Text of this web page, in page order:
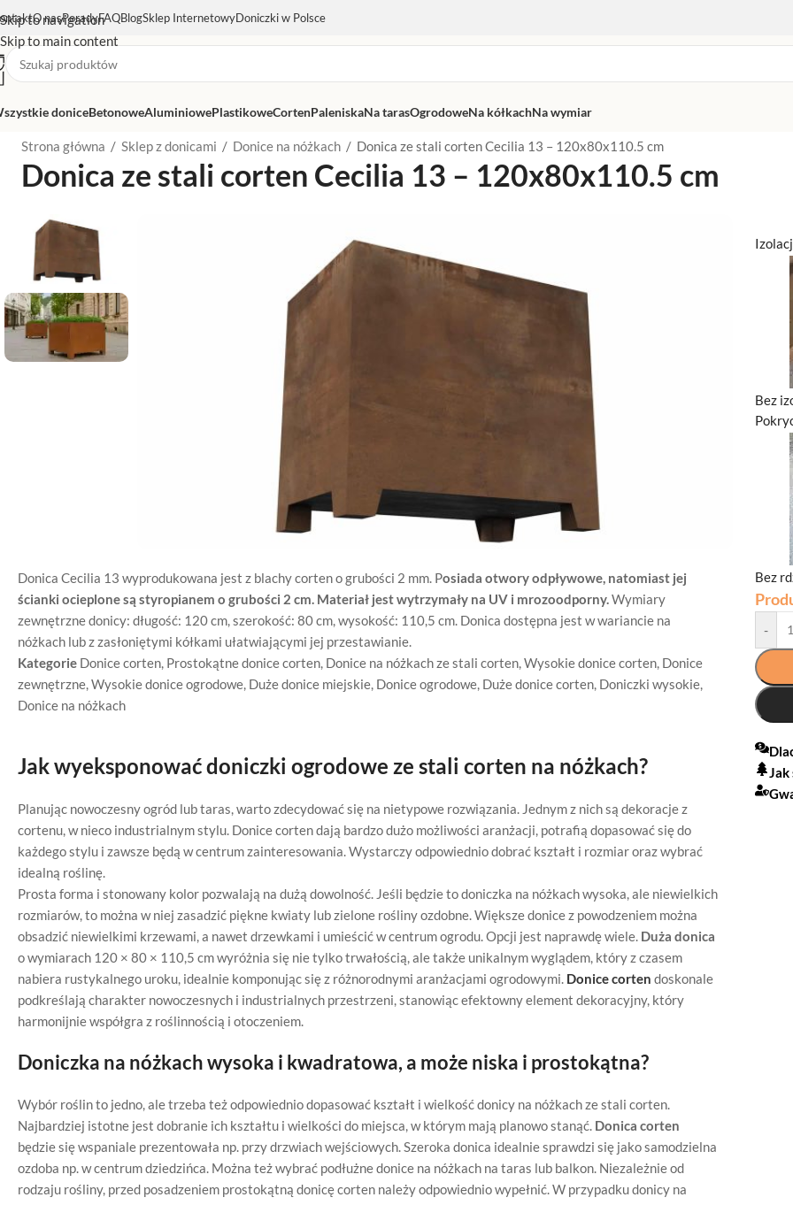
Skip to navigation
Skip to main content
O nasPoradyFAQBlogSklep InternetowyDoniczki w Polsce
doniceBetonoweAluminiowePlastikoweCortenPaleniskaNa tarasOgrodoweNa kółkachNa wymiar
Strona główna / Sklep z donicami / Donice na nóżkach / Donica ze stali corten Cecilia 13 – 120x80x110.5 cm
Donica ze stali corten Cecilia 13 – 120x80x110.5 cm
Donica Cecilia 13 wyprodukowana jest z blachy corten o grubości 2 mm. Posiada otwory odpływowe, natomiast jej
ścianki ocieplone są styropianem o grubości 2 cm. Materiał jest wytrzymały na UV i mrozoodporny.Wymiary
zewnętrzne donicy: długość: 120 cm, szerokość: 80 cm, wysokość: 110,5 cm. Donica dostępna jest w wariancie na
nóżkach lub z zasłoniętymi kółkami ułatwiającymi jej przestawianie.
Kategorie Donice corten, Prostokątne donice corten, Donice na nóżkach ze stali corten,Wysokie donice corten, Donice
zewnętrzne,Wysokie donice ogrodowe, Duże donice miejskie, Donice ogrodowe, Duże donice corten, Doniczki wysokie,
Donice na nóżkach
Jak wyeksponować doniczki ogrodowe ze stali corten na nóżkach?
Planując nowoczesny ogród lub taras, warto zdecydować się na nietypowe rozwiązania. Jednym z nich są dekoracje z
cortenu, w nieco industrialnym stylu. Donice corten dają bardzo dużo możliwości aranżacji, potrafią dopasować się do
każdego stylu i zawsze będą w centrum zainteresowania. Wystarczy odpowiednio dobrać kształt i rozmiar oraz wybrać
idealną roślinę.
Prosta forma i stonowany kolor pozwalają na dużą dowolność. Jeśli będzie to doniczka na nóżkach wysoka, ale niewielkich
rozmiarów, to można w niej zasadzić piękne kwiaty lub zielone rośliny ozdobne. Większe donice z powodzeniem można
obsadzić niewielkimi krzewami, a nawet drzewkami i umieścić w centrum ogrodu. Opcji jest naprawdę wiele. Duża donica
o wymiarach 120 × 80 × 110,5 cm wyróżnia się nie tylko trwałością, ale także unikalnym wyglądem, który z czasem
nabiera rustykalnego uroku, idealnie komponując się z różnorodnymi aranżacjami ogrodowymi. Donice corten doskonale
podkreślają charakter nowoczesnych i industrialnych przestrzeni, stanowiąc efektowny element dekoracyjny, który
harmonijnie współgra z roślinnością i otoczeniem.
Doniczka na nóżkach wysoka i kwadratowa, a może niska i prostokątna?
Wybór roślin to jedno, ale trzeba też odpowiednio dopasować kształt i wielkość donicy na nóżkach ze stali corten.
Najbardziej istotne jest dobranie ich kształtu i wielkości do miejsca, w którym mają planowo stanąć. Donica corten
będzie się wspaniale prezentowała np. przy drzwiach wejściowych. Szeroka donica idealnie sprawdzi się jako samodzielna
ozdoba np. w centrum dziedzińca. Można też wybrać podłużne donice na nóżkach na taras lub balkon. Niezależnie od
rodzaju rośliny, przed posadzeniem prostokątną donicę corten należy odpowiednio wypełnić. W przypadku donicy na
Bez
Bez
-
Jak